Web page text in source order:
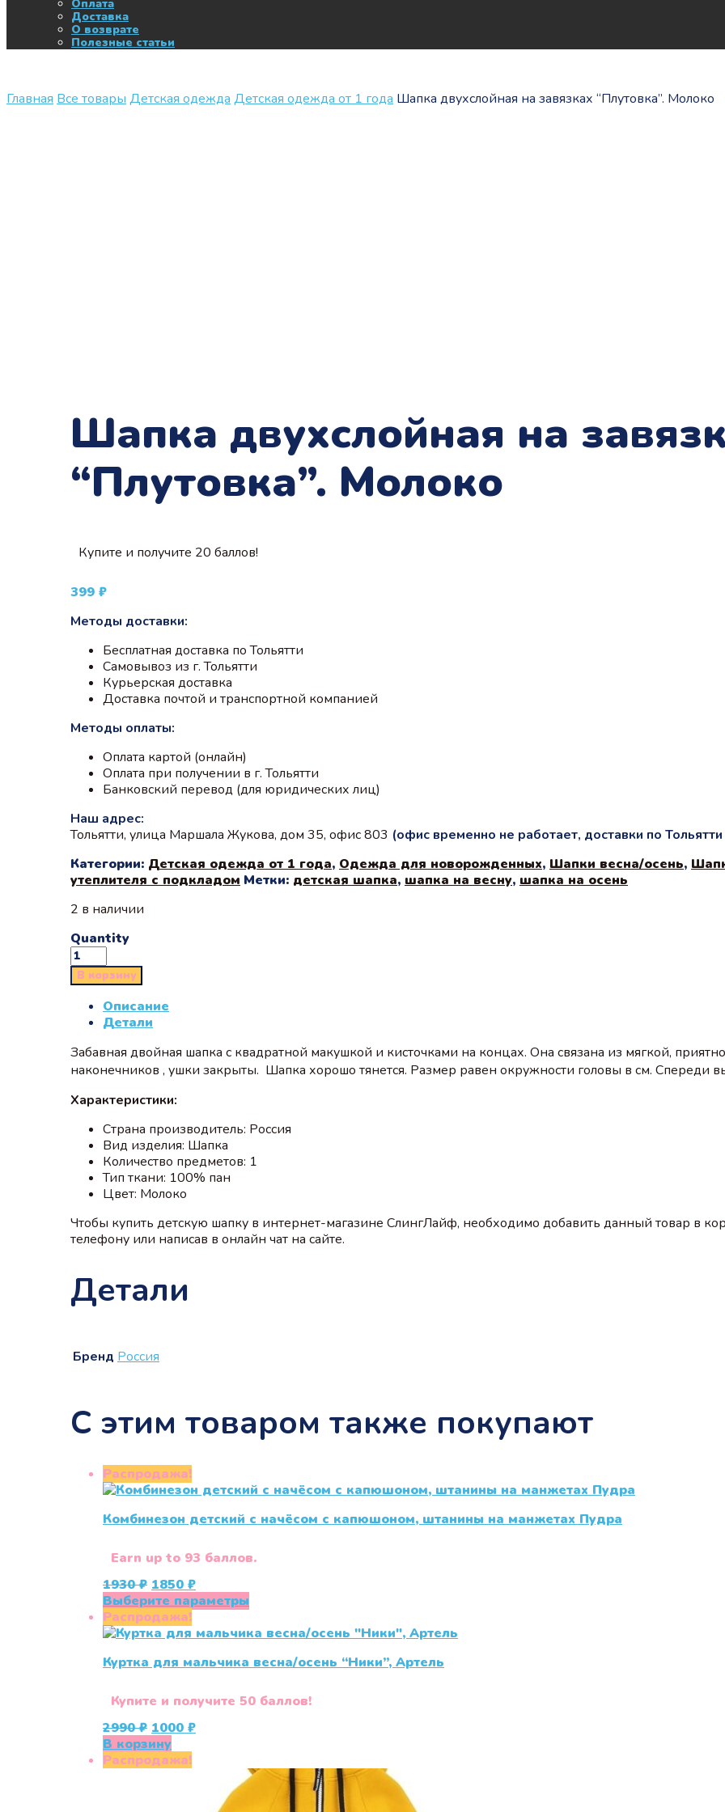
Оплата
Доставка
О возврате
Полезные статьи
Главная Все товары Детская одежда Детская одежда от 1 года Шапка двухслойная на завязках “Плутовка”. Молоко
Шапка двухслойная на
“Плутовка”. Молоко
Купите и получите 20 баллов!
399 ₽
Методы доставки:
Бесплатная доставка по Тольятти
Самовывоз из г. Тольятти
Курьерская доставка
Доставка почтой и транспортной компанией
Методы оплаты:
Оплата картой (онлайн)
Оплата при получении в г. Тольятти
Банковский перевод (для юридических лиц)
Наш адрес:
Тольятти, улица Маршала Жукова, дом 35, офис 803 (офис временно не работает, доставки по
Категории: Детская одежда от 1 года, Одежда для новорожденных, Шапки весна/осень,
утеплителя с подкладом Метки: детская шапка, шапка на весну, шапка на осень
2 в наличии
Quantity
В корзину
Описание
Детали
Забавная двойная шапка с квадратной макушкой и кисточками на концах. Она связана из мягкой,
наконечников , ушки закрыты. Шапка хорошо тянется. Размер равен окружности головы в см. Спереди
Характеристики:
Страна производитель: Россия
Вид изделия: Шапка
Количество предметов: 1
Тип ткани: 100% пан
Цвет: Молоко
Чтобы купить детскую шапку в интернет-магазине СлингЛайф, необходимо добавить данный товар в
телефону или написав в онлайн чат на сайте.
Детали
Бренд Россия
С этим товаром также покупают
Распродажа!
Комбинезон детский с начёсом с капюшоном, штанины на манжетах Пудра
Earn up to 93 баллов.
1930₽ Первоначальная
цена
составляла
1930 ₽.
1850₽Текущая
цена:
Выберите параметры
имеет
вариаций.
можно
Распродажа!
Куртка для мальчика весна/осень “Ники”, Артель
Купите и получите 50 баллов!
2990₽ Первоначальная
цена
составляла
1000₽Текущая
В корзину
Распродажа!